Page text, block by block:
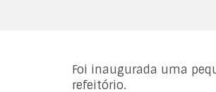
Foi inaugurada uma
refeitório.